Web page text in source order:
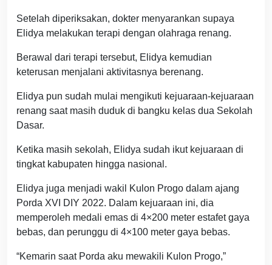
Setelah diperiksakan, dokter menyarankan supaya
Elidya melakukan terapi dengan olahraga renang.
Berawal dari terapi tersebut, Elidya kemudian
keterusan menjalani aktivitasnya berenang.
Elidya pun sudah mulai mengikuti kejuaraan-kejuaraan
renang saat masih duduk di bangku kelas dua Sekolah
Dasar.
Ketika masih sekolah, Elidya sudah ikut kejuaraan di
tingkat kabupaten hingga nasional.
Elidya juga menjadi wakil Kulon Progo dalam ajang
Porda XVI DIY 2022. Dalam kejuaraan ini, dia
memperoleh medali emas di 4×200 meter estafet gaya
bebas, dan perunggu di 4×100 meter gaya bebas.
“Kemarin saat Porda aku mewakili Kulon Progo,”